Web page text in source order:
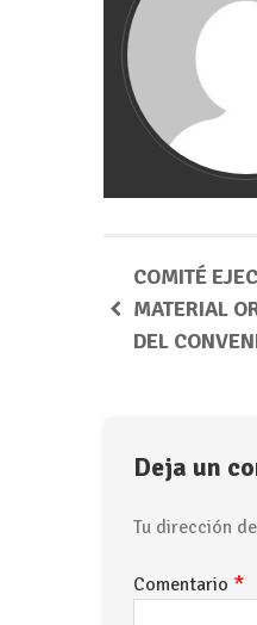
COMITÉ
MATERIAL
DEL
Deja un
Tu dirección
Comentario *